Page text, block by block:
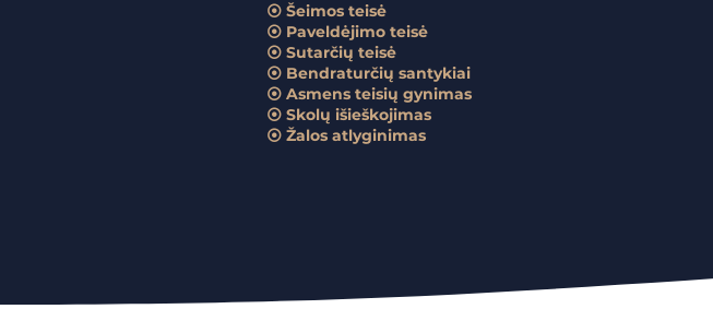
⦿ Šeimos teisė
⦿ Paveldėjimo teisė
⦿ Sutarčių teisė
⦿ Bendraturčių santykiai
⦿ Asmens teisių gynimas
⦿ Skolų išieškojimas
⦿ Žalos atlyginimas